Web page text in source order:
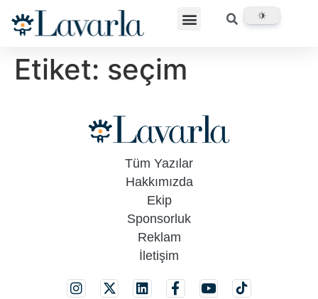
Etiket: seçim
Tüm Yazılar
Hakkımızda
Ekip
Sponsorluk
Reklam
İletişim